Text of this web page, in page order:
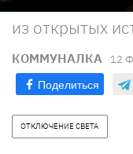
из открытых
КОММУНАЛКА 12
Поделиться
ОТКЛЮЧЕНИЕ СВЕТА